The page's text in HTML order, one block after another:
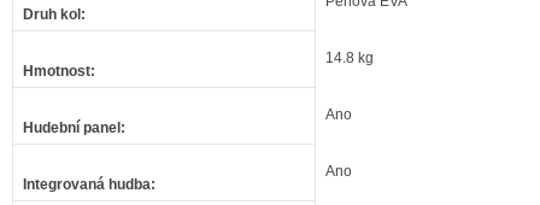
Druh kol :
Hmotnost:
14.8 kg
Hudební panel :
Ano
Integrovaná hudba:
Ano